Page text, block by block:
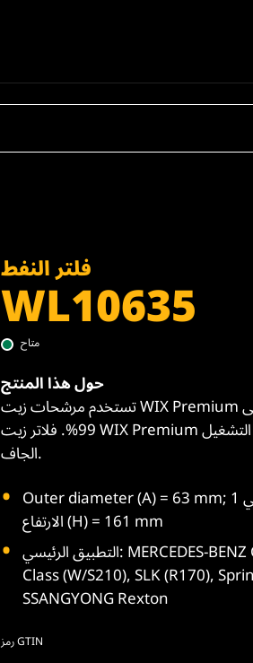
فلتر النفط
WL10635
متاح
حول هذا المنتج
تستخدم مرشحات زيت WIX Premium للاستخدام الشديد أليافًا اصطناعية بكفاءة احتجاز الأوساخ تصل إلى
99%. فلاتر زيت WIX Premium للقيادة القاسية تحتوي على صمامات من السيليكون لمنع بدء التشغيل
الجاف.
Outer diameter (A) = 63 mm; القطر الداخلي 1 (B) = 19 mm; القطر الداخلي 2 (C) = 22 mm;
الارتفاع (H) = 161 mm
التطبيق الرئيسي: MERCEDES-BENZ C-Class (W202/S202), CLK (C208), E-Class (124), E-
Class (W/S210), SLK (R170),
SSANGYONG Rexton
رمز GTIN